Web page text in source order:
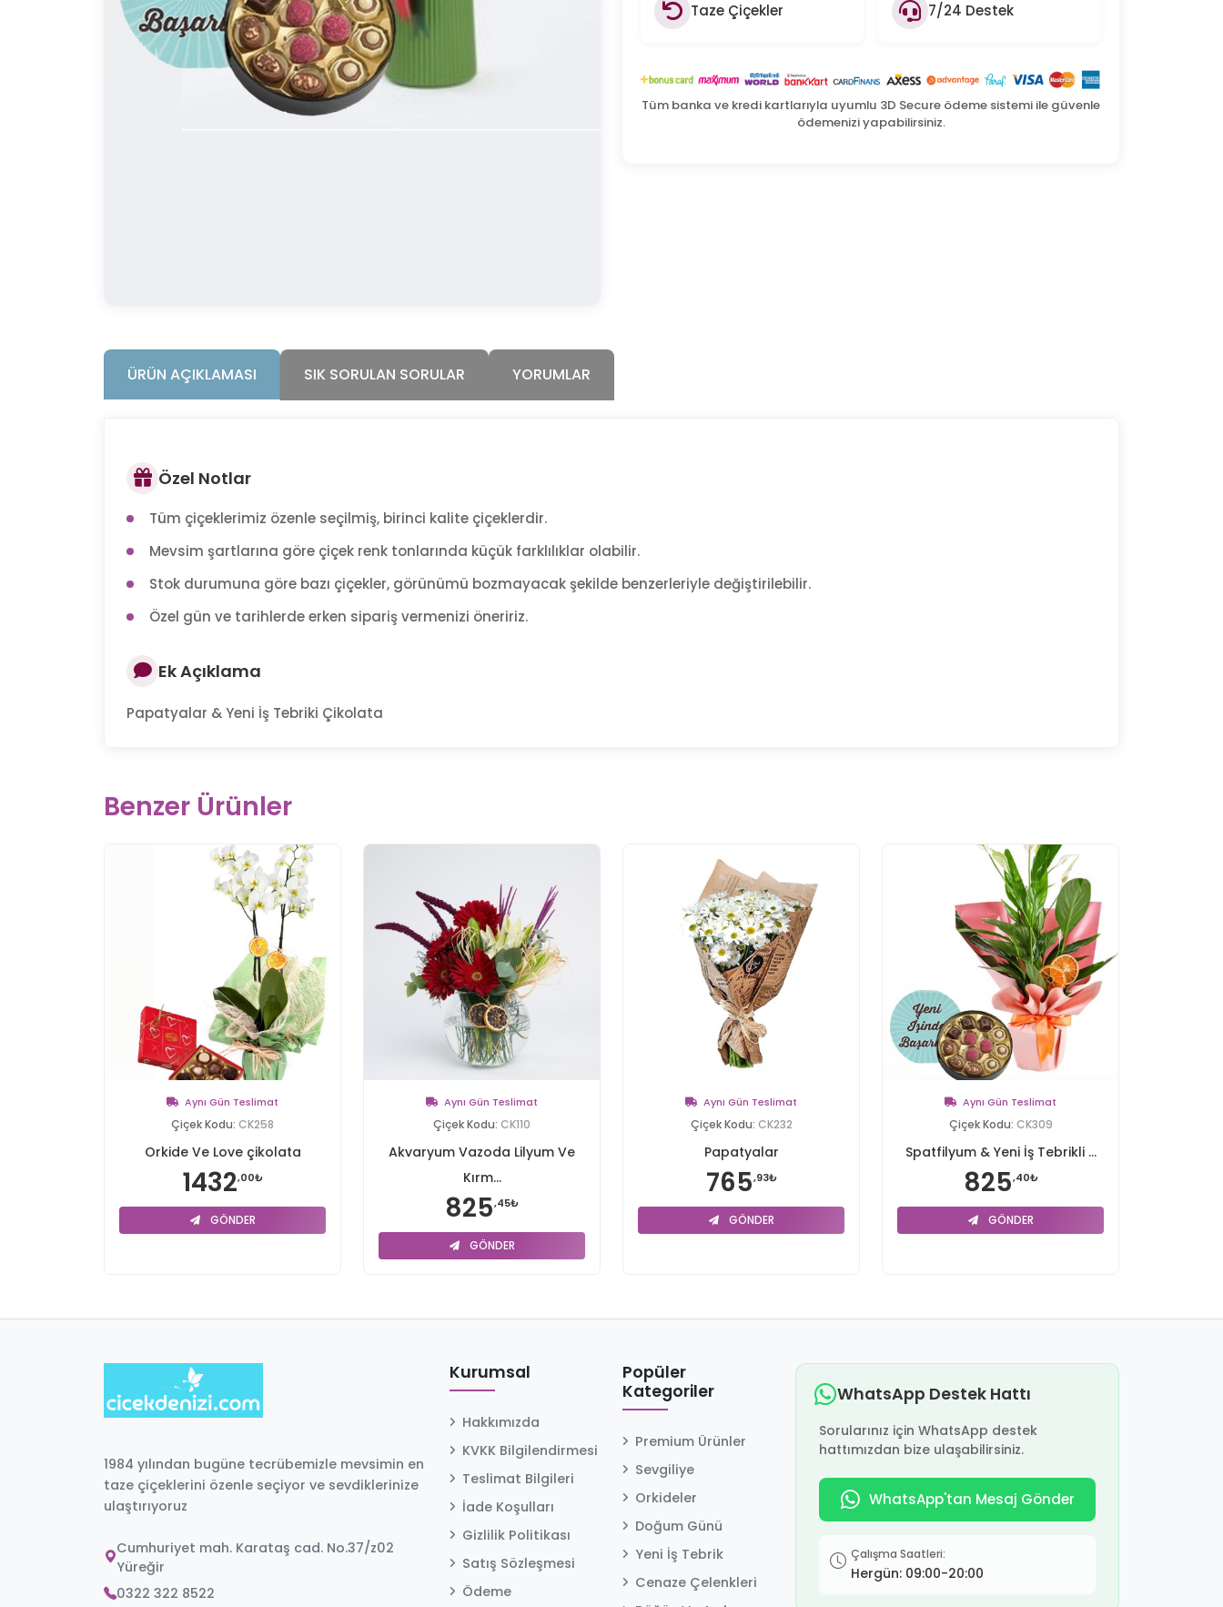
Taze Çiçekler 7/24 Destek
Tüm banka ve kredi kartlarıyla uyumlu 3D Secure ödeme sistemi ile güvenle
ödemenizi yapabilirsiniz.
ÜRÜN AÇIKLAMASI SIK SORULAN SORULAR YORUMLAR
Özel Notlar
Tüm çiçeklerimiz özenle seçilmiş, birinci kalite çiçeklerdir.
Mevsim şartlarına göre çiçek renk tonlarında küçük farklılıklar olabilir.
Stok durumuna göre bazı çiçekler, görünümü bozmayacak şekilde benzerleriyle değiştirilebilir.
Özel gün ve tarihlerde erken sipariş vermenizi öneririz.
Ek Açıklama
Papatyalar & Yeni İş Tebriki Çikolata
Benzer Ürünler
Aynı Gün Teslimat
Çiçek Kodu: CK258
Orkide Ve Love çikolata
1432,00₺
GÖNDER
Aynı Gün Teslimat
Çiçek Kodu: CK110
Akvaryum Vazoda Lilyum Ve
Kırm...
825,45₺
GÖNDER
Aynı Gün Teslimat
Çiçek Kodu: CK232
Papatyalar
765,93₺
GÖNDER
Aynı Gün Teslimat
Çiçek Kodu: CK309
Spatfilyum & Yeni İş Tebrikli ...
825,40₺
GÖNDER
1984 yılından bugüne tecrübemizle mevsimin en
taze çiçeklerini özenle seçiyor ve sevdiklerinize
ulaştırıyoruz
Cumhuriyet mah. Karataş cad. No.37/z02
Yüreğir
0322 322 8522
Kurumsal
Hakkımızda
KVKK Bilgilendirmesi
Teslimat Bilgileri
İade Koşulları
Gizlilik Politikası
Satış Sözleşmesi
Ödeme
Popüler
Kategoriler
Premium Ürünler
Sevgiliye
Orkideler
Doğum Günü
Yeni İş Tebrik
Cenaze Çelenkleri
WhatsApp Destek Hattı
Sorularınız için WhatsApp destek
hattımızdan bize ulaşabilirsiniz.
WhatsApp'tan Mesaj Gönder
Çalışma Saatleri:
Hergün: 09:00-20:00